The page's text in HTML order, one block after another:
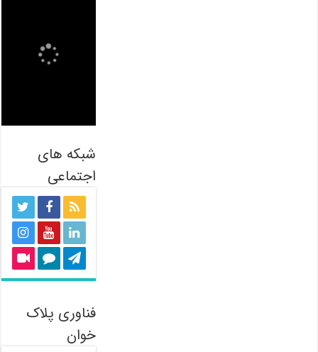
شبکه های
اجتماعی
فناوری پلاک
خوان